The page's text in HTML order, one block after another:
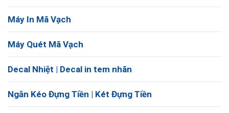
Máy In Mã Vạch
Máy Quét Mã Vạch
Decal Nhiệt | Decal in tem nhãn
Ngăn Kéo Đựng Tiền | Két Đựng Tiền